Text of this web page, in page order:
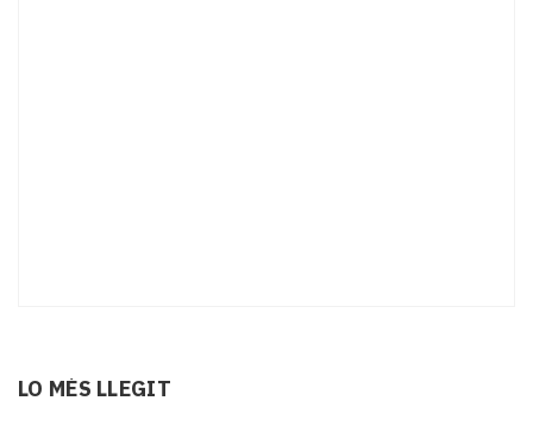
LO MÉS LLEGIT